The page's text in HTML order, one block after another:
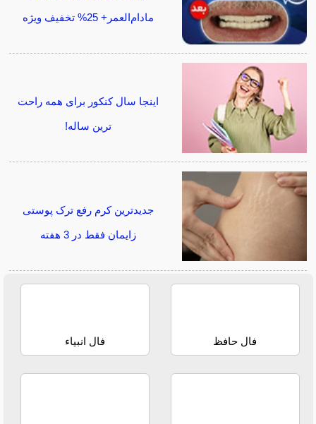
مادام‌العمر+ 25% تخفیف ویژه
اینجا سال کنکور برای همه راحت
ترین ساله!
جدیدترین کرم رفع ترک پوستی
زایمان فقط در 3 هفته
فال حافظ فال انبیاء